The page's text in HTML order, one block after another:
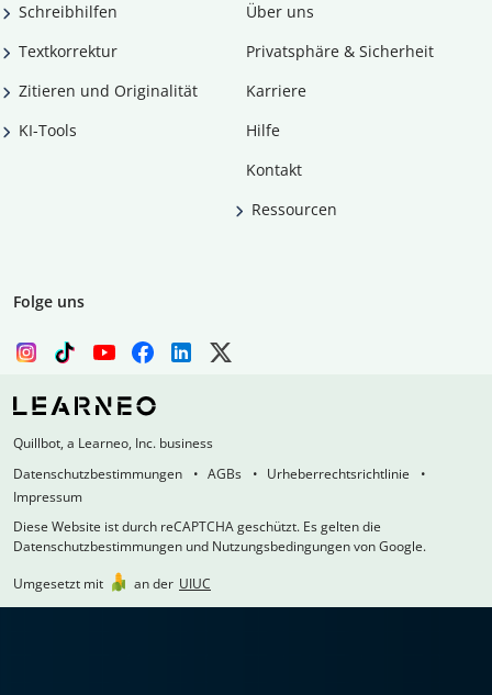
Schreibhilfen
Textkorrektur
Zitieren und Originalität
KI-Tools
Über uns
Privatsphäre & Sicherheit
Karriere
Hilfe
Kontakt
Ressourcen
Folge uns
Quillbot, a Learneo, Inc. business
Datenschutzbestimmungen
AGBs
Urheberrechtsrichtlinie
Impressum
Diese Website ist durch reCAPTCHA geschützt. Es gelten die
Datenschutzbestimmungen und Nutzungsbedingungen von Google.
Umgesetzt mit
an der UIUC